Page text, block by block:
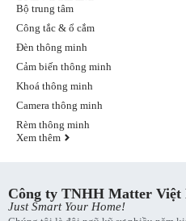
Bộ trung tâm
Công tắc & ổ cắm
Đèn thông minh
Cảm biến thông minh
Khoá thông minh
Camera thông minh
Rèm thông minh
Xem thêm
Công ty TNHH Matter Việt
Just Smart Your Home!